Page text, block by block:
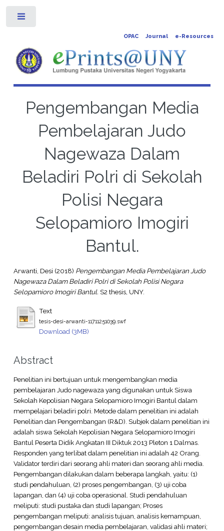
OPAC Journal e-Resources
Pengembangan Media
Pembelajaran Judo
Nagewaza Dalam
Beladiri Polri di Sekolah
Polisi Negara
Selopamioro Imogiri
Bantul.
Arwanti, Desi (2018) Pengembangan Media Pembelajaran Judo
Nagewaza Dalam Beladiri Polri di Sekolah Polisi Negara
Selopamioro Imogiri Bantul. S2 thesis, UNY.
Text
tesis-desi-arwanti-11711251039.swf
Download (3MB)
Abstract
Penelitian ini bertujuan untuk mengembangkan media
pembelajaran Judo nagewaza yang digunakan untuk Siswa
Sekolah Kepolisian Negara Selopamioro Imogiri Bantul dalam
mempelajari beladiri polri. Metode dalam penelitian ini adalah
Penelitian dan Pengembangan (R&D). Subjek dalam penelitian ini
adalah siswa Sekolah Kepolisian Negara Selopamioro Imogiri
Bantul Peserta Didik Angkatan III Diktuk 2013 Pleton 1 Dalmas.
Responden yang terlibat dalam penelitian ini adalah 42 Orang.
Validator terdiri dari seorang ahli materi dan seorang ahli media.
Pengembangan dilakukan dalam beberapa langkah, yaitu: (1)
studi pendahuluan, (2) proses pengembangan, (3) uji coba
lapangan, dan (4) uji coba operasional. Studi pendahuluan
meliputi: studi pustaka dan studi lapangan; Proses
pengembangan meliputi: analisis tujuan, analisis kemampuan,
pengembangan desain media pembelajaran, validasi ahli materi;